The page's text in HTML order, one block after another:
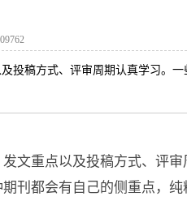
稿方式、评审周期认真学习。一
文重点以及投稿方式、评审
刊都会有自己的侧重点，